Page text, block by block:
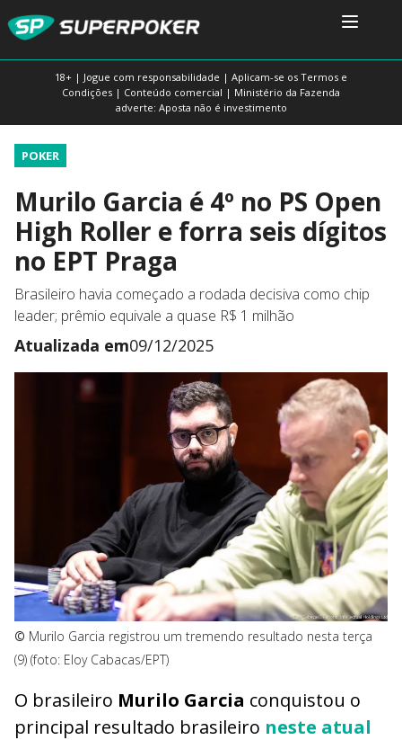
18+ | Jogue com responsabilidade | Aplicam-se os Termos e
Condições | Conteúdo comercial | Ministério da Fazenda
adverte: Aposta não é investimento
POKER
Murilo Garcia é 4º no PS Open
High Roller e forra seis dígitos
no EPT Praga
Brasileiro havia começado a rodada decisiva como chip
leader; prêmio equivale a quase R$ 1 milhão
Atualizada em09/12/2025
© Murilo Garcia registrou um tremendo resultado nesta terça
(9) (foto: Eloy Cabacas/EPT)
O brasileiro Murilo Garcia conquistou o
principal resultado brasileiro neste atual